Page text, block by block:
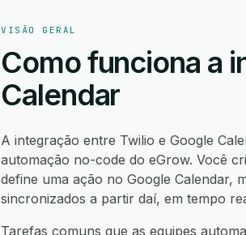
VISÃO GERAL
Como funciona a
Calendar
A integração entre Twilio e Google
automação no-code do eGrow. Você
define uma ação no Google Calendar,
sincronizados a partir daí, em tempo
Tarefas comuns que as equipes